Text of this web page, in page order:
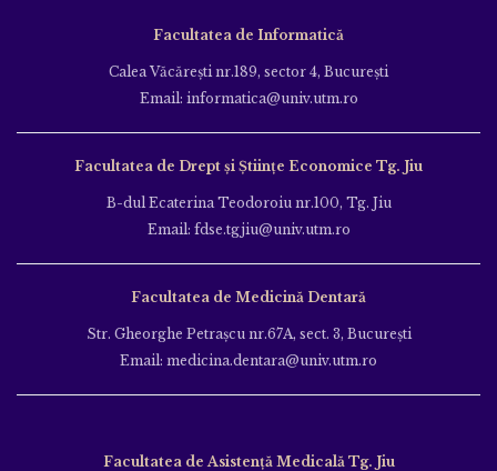
Facultatea de Informatică
Calea Văcăreşti nr.189, sector 4, Bucureşti
Email: informatica@univ.utm.ro
Facultatea de Drept și Științe Economice Tg. Jiu
B-dul Ecaterina Teodoroiu nr.100, Tg. Jiu
Email: fdse.tgjiu@univ.utm.ro
Facultatea de Medicină Dentară
Str. Gheorghe Petraşcu nr.67A, sect. 3, Bucureşti
Email: medicina.dentara@univ.utm.ro
Facultatea de Asistență Medicală Tg. Jiu